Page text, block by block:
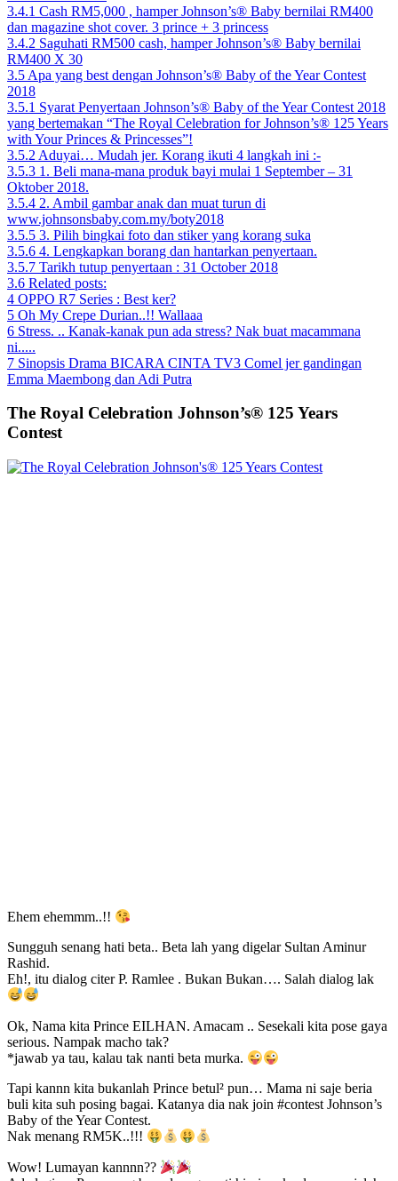
3.4.1 Cash RM5,000 , hamper Johnson’s® Baby bernilai RM400
dan magazine shot cover. 3 prince + 3 princess
3.4.2 Saguhati RM500 cash, hamper Johnson’s® Baby bernilai
RM400 X 30
3.5 Apa yang best dengan Johnson’s® Baby of the Year Contest
2018
3.5.1 Syarat Penyertaan Johnson’s® Baby of the Year Contest 2018
yang bertemakan “The Royal Celebration for Johnson’s® 125 Years
with Your Princes & Princesses”!
3.5.2 Aduyai… Mudah jer. Korang ikuti 4 langkah ini :-
3.5.3 1. Beli mana-mana produk bayi mulai 1 September – 31
Oktober 2018.
3.5.4 2. Ambil gambar anak dan muat turun di
www.johnsonsbaby.com.my/boty2018
3.5.5 3. Pilih bingkai foto dan stiker yang korang suka
3.5.6 4. Lengkapkan borang dan hantarkan penyertaan.
3.5.7 Tarikh tutup penyertaan : 31 October 2018
3.6 Related posts:
4 OPPO R7 Series : Best ker?
5 Oh My Crepe Durian..!! Wallaaa
6 Stress. .. Kanak-kanak pun ada stress? Nak buat macammana
ni.....
7 Sinopsis Drama BICARA CINTA TV3 Comel jer gandingan
Emma Maembong dan Adi Putra
The Royal Celebration Johnson’s® 125 Years
Contest
Ehem ehemmm..!!
Sungguh senang hati beta.. Beta lah yang digelar Sultan Aminur
Rashid.
Eh!, itu dialog citer P. Ramlee . Bukan Bukan…. Salah dialog lak
Ok, Nama kita Prince EILHAN. Amacam .. Sesekali kita pose gaya
serious. Nampak macho tak?
*jawab ya tau, kalau tak nanti beta murka.
Tapi kannn kita bukanlah Prince betul² pun… Mama ni saje beria
buli kita suh posing bagai. Katanya dia nak join #contest Johnson’s
Baby of the Year Contest.
Nak menang RM5K..!!!
Wow! Lumayan kannnn??